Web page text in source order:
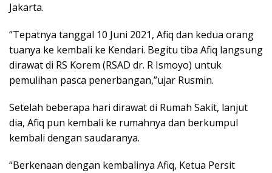
Jakarta.
“Tepatnya tanggal 10 Juni 2021, Afiq dan kedua orang
tuanya ke kembali ke Kendari. Begitu tiba Afiq langsung
dirawat di RS Korem (RSAD dr. R Ismoyo) untuk
pemulihan pasca penerbangan,”ujar Rusmin.
Setelah beberapa hari dirawat di Rumah Sakit, lanjut
dia, Afiq pun kembali ke rumahnya dan berkumpul
kembali dengan saudaranya.
“Berkenaan dengan kembalinya Afiq, Ketua Persit